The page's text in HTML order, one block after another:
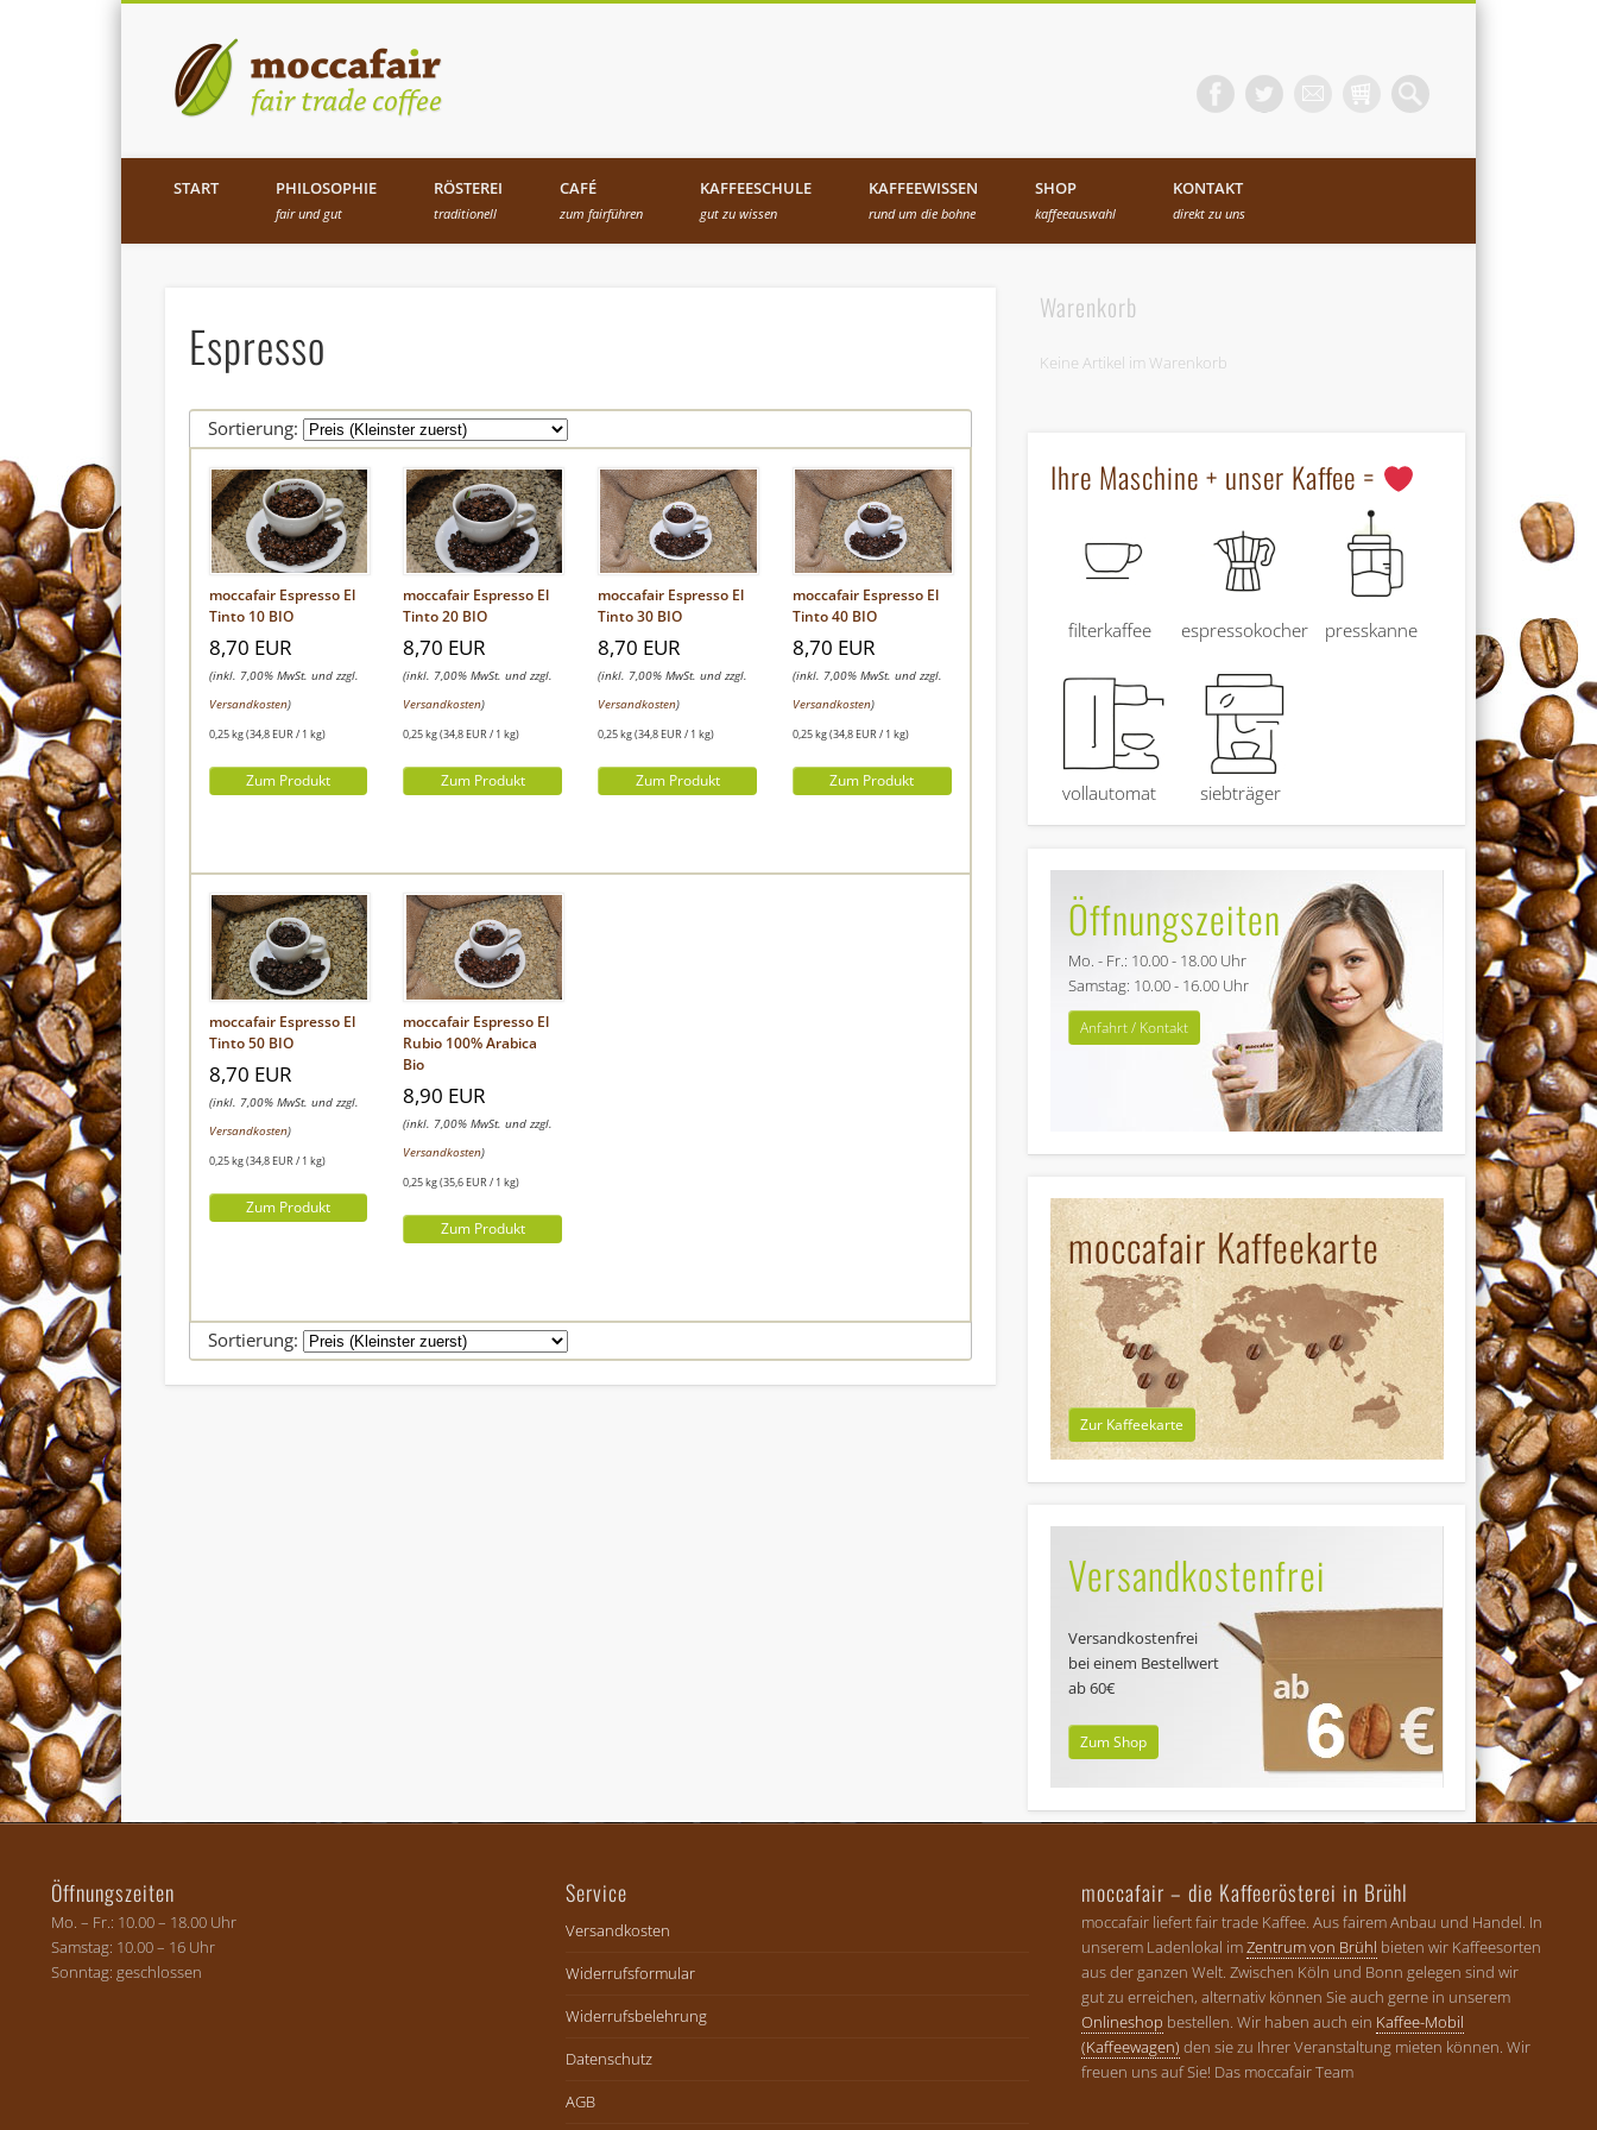
Die Bio-Kaffeerösterei in Brühl
Vimeo
START PHILOSOPHIE
fair und gut
RÖSTEREI
traditionell
CAFÉ
zum fairführen
KAFFEESCHULE
gut zu wissen
KAFFEEWISSEN
rund um die bohne
SHOP
kaffeeauswahl
KONTAKT
direkt zu uns
Espresso
Sortierung:
moccafair Espresso El
Tinto 10 BIO
8,70 EUR
(inkl. 7,00% MwSt. und zzgl.
Versandkosten)
0,25 kg (34,8 EUR / 1 kg)
Zum Produkt
moccafair Espresso El
Tinto 20 BIO
8,70 EUR
(inkl. 7,00% MwSt. und zzgl.
Versandkosten)
0,25 kg (34,8 EUR / 1 kg)
Zum Produkt
moccafair Espresso El
Tinto 30 BIO
8,70 EUR
(inkl. 7,00% MwSt. und zzgl.
Versandkosten)
0,25 kg (34,8 EUR / 1 kg)
Zum Produkt
moccafair Espresso El
Tinto 40 BIO
8,70 EUR
(inkl. 7,00% MwSt. und zzgl.
Versandkosten)
0,25 kg (34,8 EUR / 1 kg)
Zum Produkt
moccafair Espresso El
Tinto 50 BIO
8,70 EUR
(inkl. 7,00% MwSt. und zzgl.
Versandkosten)
0,25 kg (34,8 EUR / 1 kg)
Zum Produkt
moccafair Espresso El
Rubio 100% Arabica
Bio
8,90 EUR
(inkl. 7,00% MwSt. und zzgl.
Versandkosten)
0,25 kg (35,6 EUR / 1 kg)
Zum Produkt
Sortierung:
Warenkorb
Keine Artikel im Warenkorb
Ihre Maschine + unser Kaffee =
filterkaffee espressokocher presskanne
vollautomat siebträger
Öffnungszeiten
Mo. - Fr.: 10.00 - 18.00 Uhr
Samstag: 10.00 - 16.00 Uhr
Anfahrt / Kontakt
moccafair Kaffeekarte
Zur Kaffeekarte
Versandkostenfrei
Versandkostenfrei
bei einem Bestellwert
ab 60€
Zum Shop
Öffnungszeiten
Mo. – Fr.: 10.00 – 18.00 Uhr
Samstag: 10.00 – 16 Uhr
Sonntag: geschlossen
Service
Versandkosten
Widerrufsformular
Widerrufsbelehrung
Datenschutz
AGB
moccafair – die Kaffeerösterei in Brühl
moccafair liefert fair trade Kaffee. Aus fairem Anbau und Handel. In
unserem Ladenlokal imZentrum von Brühl bieten wir Kaffeesorten
aus der ganzen Welt. Zwischen Köln und Bonn gelegen sind wir
gut zu erreichen, alternativ können Sie auch gerne in unserem
Onlineshop bestellen. Wir haben auch ein Kaffee-Mobil
(Kaffeewagen) den sie zu Ihrer Veranstaltung mieten können. Wir
freuen uns auf Sie! Das moccafair Team